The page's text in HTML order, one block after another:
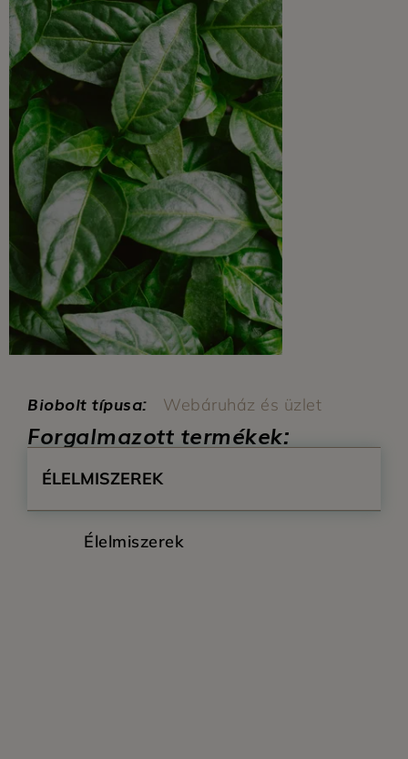
Biobolt típusa: Webáruház és üzlet
Forgalmazott termékek:
ÉLELMISZEREK
Élelmiszerek